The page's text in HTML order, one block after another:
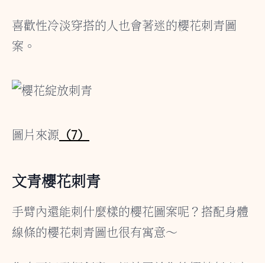
喜歡性冷淡穿搭的人也會著迷的櫻花刺青圖
案。
圖片來源 （7）
文青櫻花刺青
手臂內還能刺什麼樣的櫻花圖案呢？搭配身體
線條的櫻花刺青圖也很有寓意～